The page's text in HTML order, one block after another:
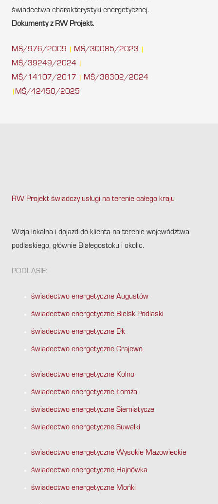
świadectwa charakterystyki energetycznej.
Dokumenty z RW Projekt.
MŚ/976/2009 MŚ/30085/2023
MŚ/39249/2024
MŚ/14107/2017 MŚ/38302/2024
MŚ/42450/2025
RW Projekt świadczy usługi na terenie całego kraju
Wizja lokalna i dojazd do klienta na terenie województwa
podlaskiego, głównie Białegostoku i okolic.
PODLASIE:
świadectwo energetyczne Augustów
świadectwo energetyczne Bielsk Podlaski
świadectwo energetyczne Ełk
świadectwo energetyczne Grajewo
świadectwo energetyczne Kolno
świadectwo energetyczne Łomża
świadectwo energetyczne Siemiatycze
świadectwo energetyczne Suwałki
świadectwo energetyczne Wysokie Mazowieckie
świadectwo energetyczne Hajnówka
świadectwo energetyczne Mońki